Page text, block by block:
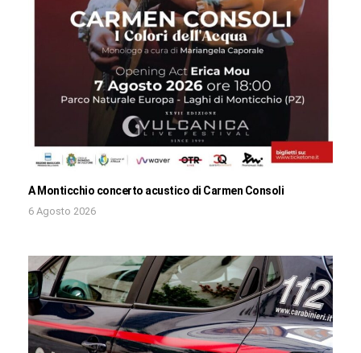
A Monticchio concerto acustico di Carmen Consoli
6 Agosto 2026